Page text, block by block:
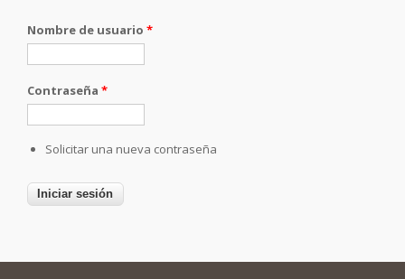
Nombre de usuario *
Contraseña *
Solicitar una nueva contraseña